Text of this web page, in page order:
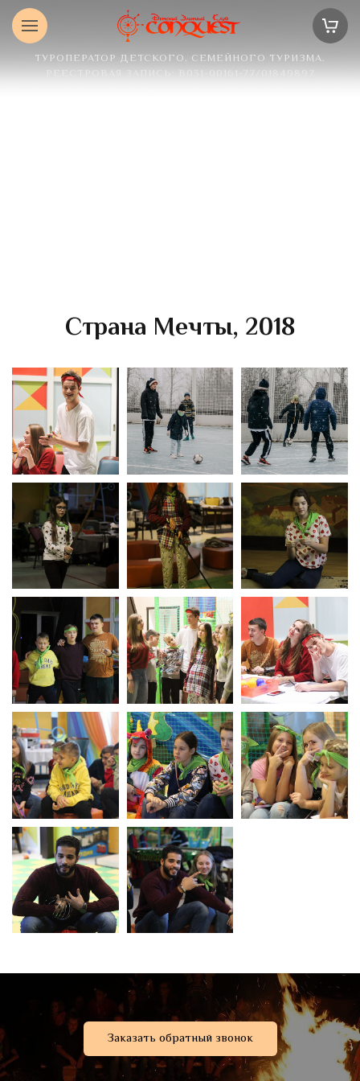
ТУРОПЕРАТОР ДЕТСКОГО, СЕМЕЙНОГО ТУРИЗМА.
РЕЕСТРОВАЯ ЗАПИСЬ: В031-00161-77/01849897
Страна Мечты, 2018
Заказать обратный звонок